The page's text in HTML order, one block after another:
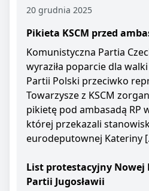
20 grudnia 2025
Pikieta KSCM przed
Komunistyczna Partia
wyraziła poparcie dla
Partii Polski przeciwko
Towarzysze z KSCM
pikietę pod ambasadą RP
której przekazali
eurodeputownej Kateriny
List protestacyjny Nowej
Partii Jugosławii